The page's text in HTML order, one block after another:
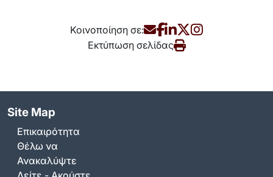
Κοινοποίηση σε:
Εκτύπωση σελίδας
Site Map
Επικαιρότητα
Θέλω να
Ανακαλύψτε